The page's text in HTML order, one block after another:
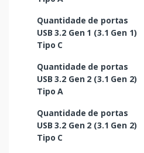
Quantidade de portas
USB 3.2 Gen 1 (3.1 Gen 1)
Tipo C
Quantidade de portas
USB 3.2 Gen 2 (3.1 Gen 2)
Tipo A
Quantidade de portas
USB 3.2 Gen 2 (3.1 Gen 2)
Tipo C